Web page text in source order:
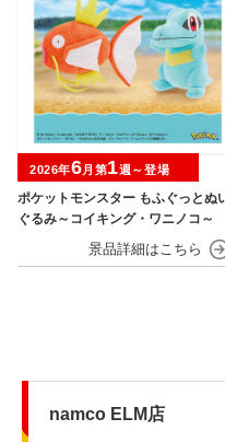
ポケットモンスター もふぐっとぬ
ぐるみ～コイキング・ワニノコ～
2026年6月第1週～登場
namco ELM店